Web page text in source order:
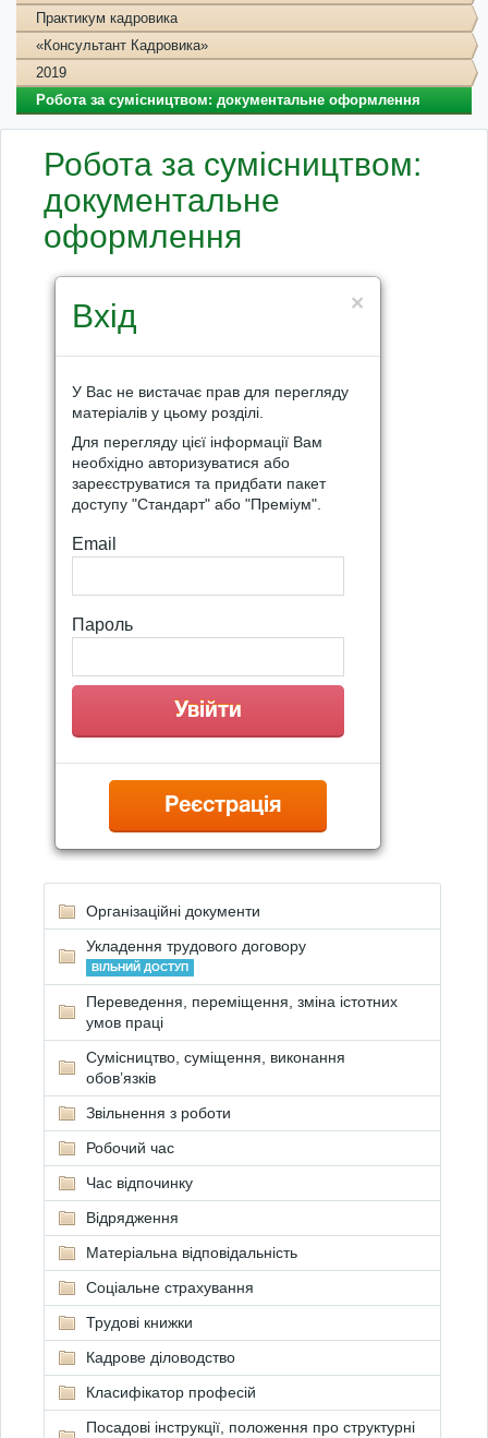
Практикум кадровика
«Консультант Кадровика»
2019
Робота за сумісництвом: документальне оформлення
Робота за сумісництвом:
документальне
оформлення
×
Вхід
У Вас не вистачає прав для перегляду
матеріалів у цьому розділі.
Для перегляду цієї інформації Вам
необхідно авторизуватися або
зареєструватися та придбати пакет
доступу "Стандарт" або "Преміум".
Email
Пароль
Реєстрація
Організаційні документи
Укладення трудового договору
ВІЛЬНИЙ ДОСТУП
Переведення, переміщення, зміна істотних
умов праці
Сумісництво, суміщення, виконання
обов’язків
Звільнення з роботи
Робочий час
Час відпочинку
Відрядження
Матеріальна відповідальність
Соціальне страхування
Трудові книжки
Кадрове діловодство
Класифікатор професій
Посадові інструкції, положення про структурні